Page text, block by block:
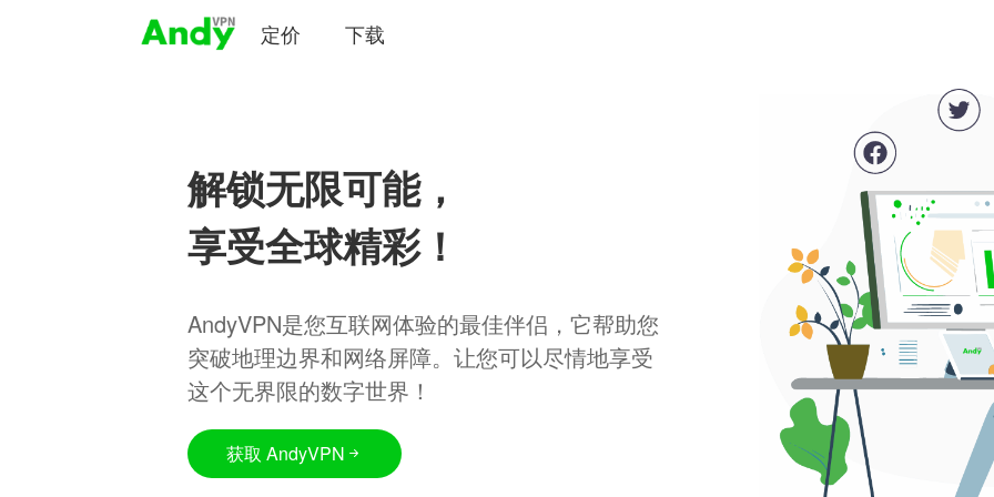
定价 下载
解锁无限可能，
享受全球精彩！
AndyVPN是您互联网体验的最佳伴侣，它帮助您
突破地理边界和网络屏障。让您可以尽情地享受
这个无界限的数字世界！
获取 AndyVPN